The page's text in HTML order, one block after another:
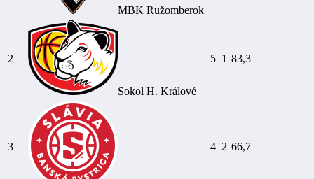
MBK Ružomberok
2
Sokol H. Králové
5 1 83,3
3 4 2 66,7